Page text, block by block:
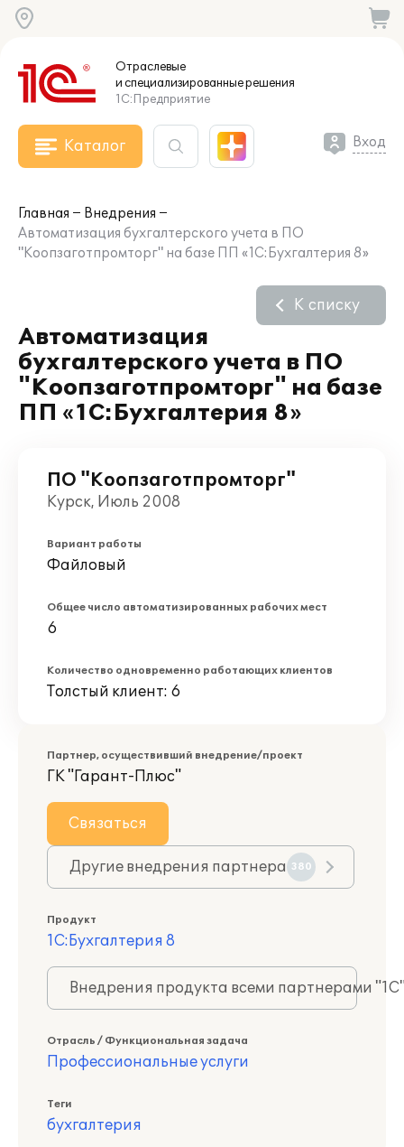
Отраслевые
и специализированныерешения
1С:Предприятие
Каталог Вход
Главная
Внедрения
Автоматизация бухгалтерского учета в ПО
"Коопзаготпромторг" на базе ПП «1С:Бухгалтерия 8»
Автоматизация
бухгалтерского учета в ПО
"Коопзаготпромторг" на базе
ПП «1С:Бухгалтерия 8»
К списку
ПО "Коопзаготпромторг"
Курск, Июль 2008
Вариант работы
Файловый
Общее число автоматизированных рабочих мест
6
Количество одновременно работающих клиентов
Толстый клиент: 6
Партнер, осуществивший внедрение/проект
ГК "Гарант-Плюс"
Связаться
Другие внедрения партнера 380
Продукт
1С:Бухгалтерия 8
Внедрения продукта всеми партнерами
Отрасль / Функциональная задача
Профессиональные услуги
Теги
бухгалтерия